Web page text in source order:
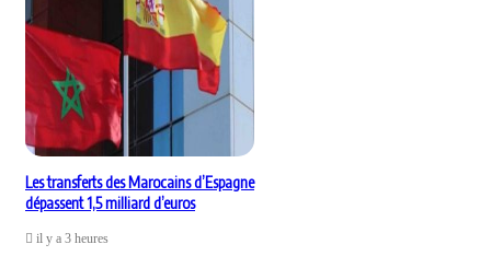
Les transferts des Marocains d’Espagne
dépassent 1,5 milliard d’euros
il y a 3 heures